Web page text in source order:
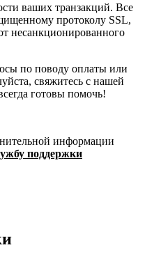
ваших транзакций. Все
протоколу SSL,
несанкционированного
по поводу оплаты или
свяжитесь с нашей
готовы помочь!
информации
поддержки